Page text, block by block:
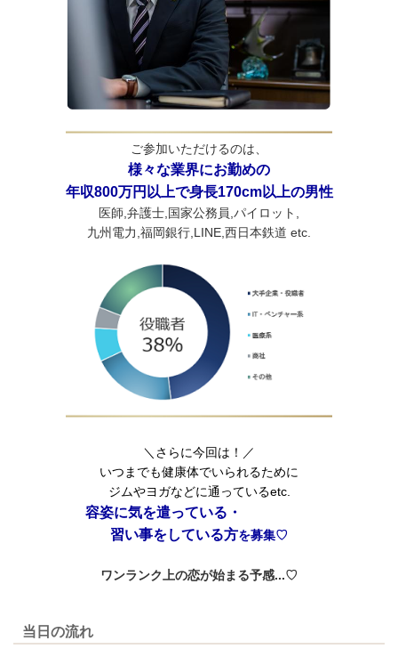
ご参加いただけるのは、
様々な業界にお勤めの
年収800万円以上で身長170cm以上の男性
医師,弁護士,国家公務員,パイロット,
九州電力,福岡銀行,LINE,西日本鉄道 etc.
＼さらに今回は！／
いつまでも健康体でいられるために
ジムやヨガなどに通っているetc.
容姿に気を遣っている・
習い事をしている方を募集♡
ワンランク上の恋が始まる予感...♡
当日の流れ